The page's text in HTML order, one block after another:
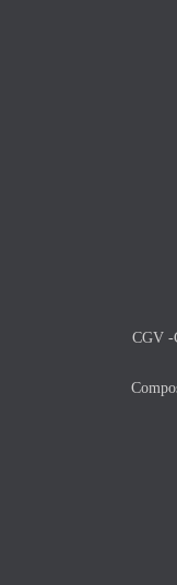
CGV -